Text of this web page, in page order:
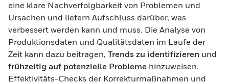
eine klare Nachverfolgbarkeit von Problemen und
Ursachen und liefern Aufschluss darüber, was
verbessert werden kann und muss. Die Analyse von
Produktionsdaten und Qualitätsdaten im Laufe der
Zeit kann dazu beitragen, Trends zu identifizieren und
frühzeitig auf potenzielle Probleme hinzuweisen.
Effektivitäts-Checks der Korrekturmaßnahmen und